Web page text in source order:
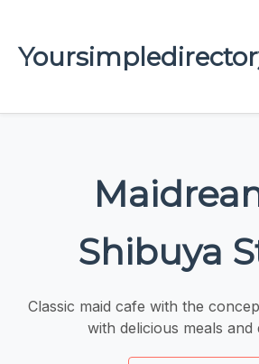
Shibuya
Classic maid cafe with the
with delicious meals and